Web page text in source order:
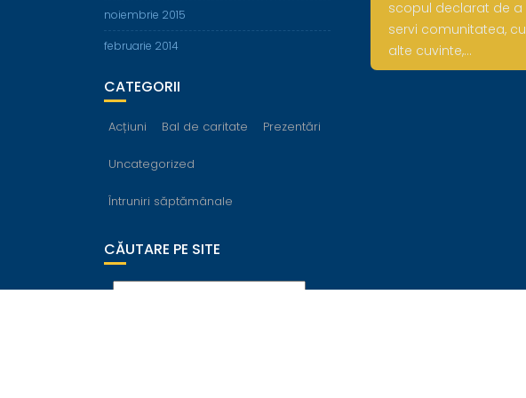
noiembrie 2015
februarie 2014
CATEGORII
Acțiuni Bal de caritate Prezentări
Uncategorized
Întruniri săptămânale
CĂUTARE PE SITE
scopul declarat de a
servi comunitatea, cu
alte cuvinte,…